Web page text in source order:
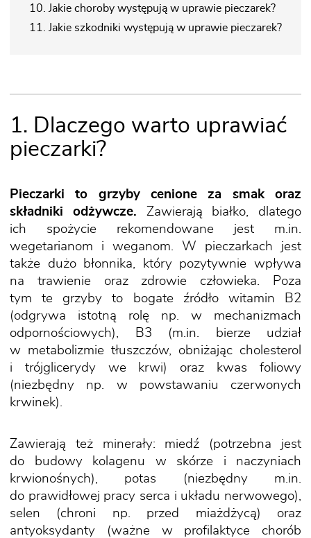
10. Jakie choroby występują w uprawie pieczarek?
11. Jakie szkodniki występują w uprawie pieczarek?
1. Dlaczego warto uprawiać
pieczarki?
Pieczarki to grzyby cenione za smak oraz
składniki odżywcze. Zawierają białko, dlatego
ich spożycie rekomendowane jest m.in.
wegetarianom i weganom. W pieczarkach jest
także dużo błonnika, który pozytywnie wpływa
na trawienie oraz zdrowie człowieka. Poza
tym te grzyby to bogate źródło witamin B2
(odgrywa istotną rolę np. w mechanizmach
odpornościowych), B3 (m.in. bierze udział
w metabolizmie tłuszczów, obniżając cholesterol
i trójglicerydy we krwi) oraz kwas foliowy
(niezbędny np. w powstawaniu czerwonych
krwinek).
Zawierają też minerały: miedź (potrzebna jest
do budowy kolagenu w skórze i naczyniach
krwionośnych), potas (niezbędny m.in.
do prawidłowej pracy serca i układu nerwowego),
selen (chroni np. przed miażdżycą) oraz
antyoksydanty (ważne w profilaktyce chorób